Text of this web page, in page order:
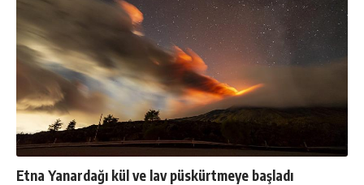
Etna Yanardağı kül ve lav püskürtmeye başladı